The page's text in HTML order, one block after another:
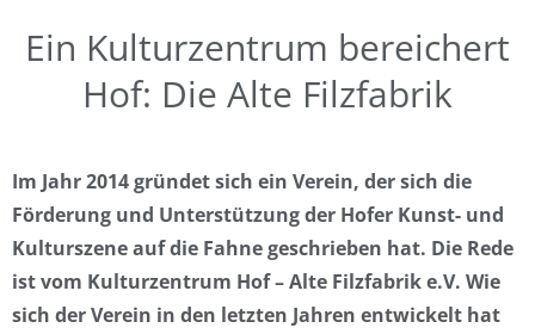
Ein Kulturzentrum bereichert
Hof: Die Alte Filzfabrik
Im Jahr 2014 gründet sich ein Verein, der sich die
Förderung und Unterstützung der Hofer Kunst- und
Kulturszene auf die Fahne geschrieben hat. Die Rede
ist vom Kulturzentrum Hof – Alte Filzfabrik e.V. Wie
sich der Verein in den letzten Jahren entwickelt hat